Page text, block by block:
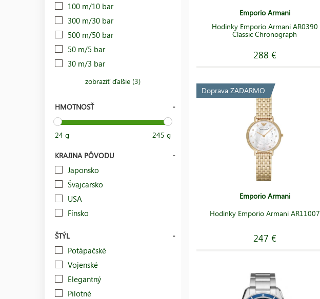
100 m/10 bar
300 m/30 bar
500 m/50 bar
50 m/5 bar
30 m/3 bar
zobraziť ďalšie (3)
HMOTNOSŤ
24 g 245 g
KRAJINA PÔVODU
Japonsko
Švajcarsko
USA
Fínsko
ŠTÝL
Potápačské
Vojenské
Elegantný
Pilotné
Emporio Armani
Hodinky Emporio Armani AR0390
Classic Chronograph
288 €
Doprava ZADARMO
Emporio Armani
Hodinky Emporio Armani AR11007
247 €